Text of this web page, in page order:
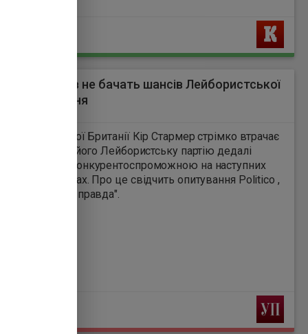
британців не бачать шансів Лейбористської
на переобрання
міністр Великої Британії Кір Стармер стрімко втрачає
виборців, а його Лейбористську партію дедалі
вважають неконкурентоспроможною на наступних
виборах. Про це свідчить опитування Politico ,
"Європейська правда".